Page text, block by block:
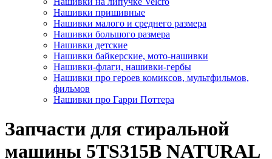
Нашивки пришивные
Нашивки малого и среднего размера
Нашивки большого размера
Нашивки детские
Нашивки байкерские, мото-нашивки
Нашивки-флаги, нашивки-гербы
Нашивки про героев комиксов, мультфильмов,
фильмов
Нашивки про Гарри Поттера
Запчасти для стиральной
машины 5TS315B NATURAL